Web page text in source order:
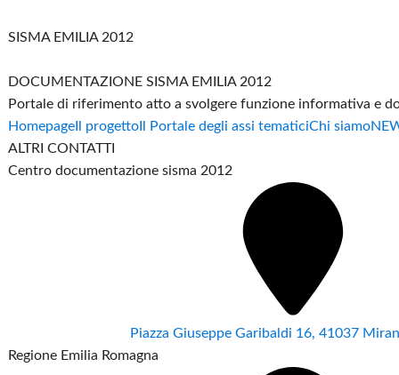
SISMA EMILIA 2012
DOCUMENTAZIONE SISMA EMILIA 2012
Portale di riferimento atto a svolgere funzione informativa e
Homepage Il progetto Il Portale degli assi tematiciChi siamo
ALTRI CONTATTI
Centro documentazione sisma 2012
Piazza Giuseppe Garibaldi 16, 41037
Regione Emilia Romagna